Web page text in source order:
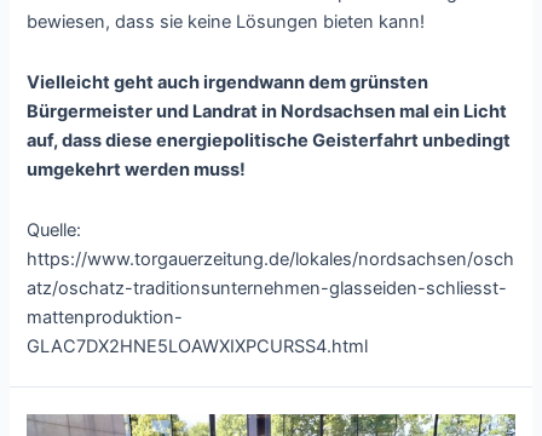
bewiesen, dass sie keine Lösungen bieten kann!
Vielleicht geht auch irgendwann dem grünsten
Bürgermeister und Landrat in Nordsachsen mal ein Licht
auf, dass diese energiepolitische Geisterfahrt unbedingt
umgekehrt werden muss!
Quelle:
https://www.torgauerzeitung.de/lokales/nordsachsen/osch
atz/oschatz-traditionsunternehmen-glasseiden-schliesst-
mattenproduktion-
GLAC7DX2HNE5LOAWXIXPCURSS4.html